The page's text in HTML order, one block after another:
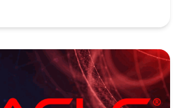
antecipar a próxima